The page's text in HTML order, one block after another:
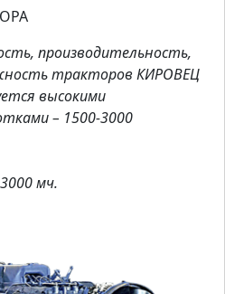
производительность,
тракторов КИРОВЕЦ
высокими
– 1500-3000
мч.